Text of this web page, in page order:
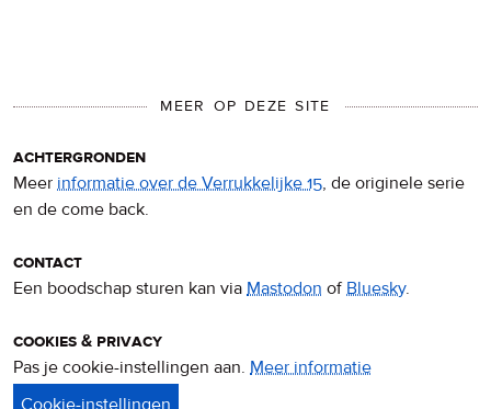
MEER OP DEZE SITE
achtergronden
Meer informatie over de Verrukkelijke 15, de originele serie
en de come back.
contact
Een boodschap sturen kan via Mastodon ofBluesky.
cookies & privacy
Pas je cookie-instellingen aan. Meer informatie